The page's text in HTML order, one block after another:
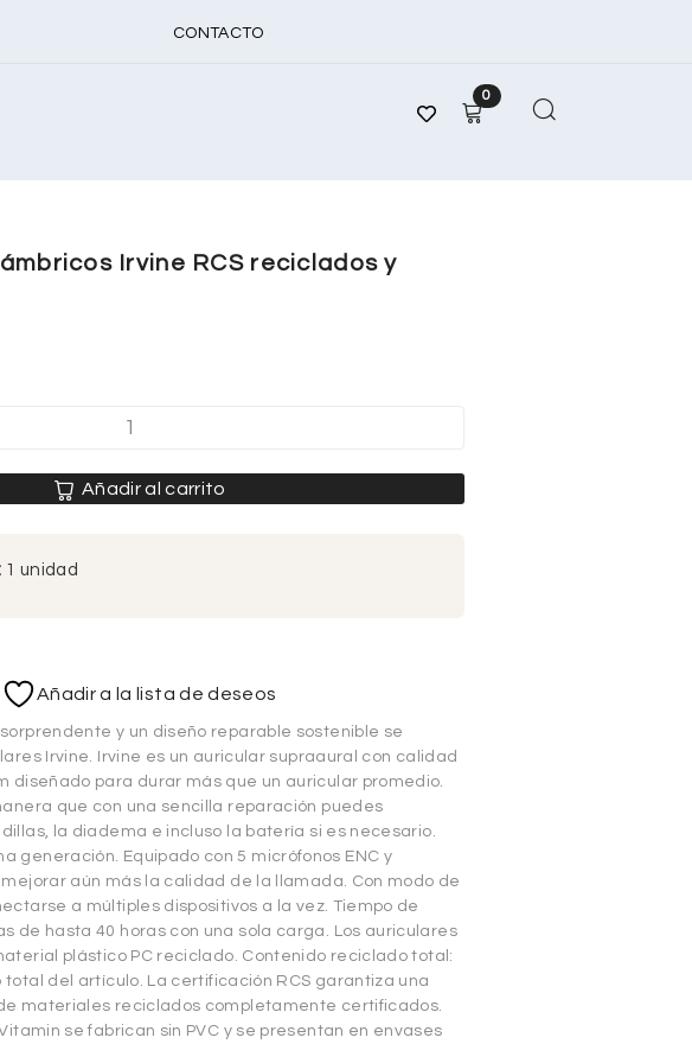
CONTACTO
0
Irvine RCS reciclados y
Añadir al carrito
1 unidad
Añadir a la lista de deseos
y un diseño reparable sostenible se
Irvine. Irvine es un auricular supraaural con calidad
diseñado para durar más que un auricular promedio.
que con una sencilla reparación puedes
la diadema e incluso la batería si es necesario.
generación. Equipado con 5 micrófonos ENC y
aún más la calidad de la llamada. Con modo de
a múltiples dispositivos a la vez. Tiempo de
de hasta 40 horas con una sola carga. Los auriculares
plástico PC reciclado. Contenido reciclado total:
total del artículo. La certificación RCS garantiza una
materiales reciclados completamente certificados.
se fabrican sin PVC y se presentan en envases